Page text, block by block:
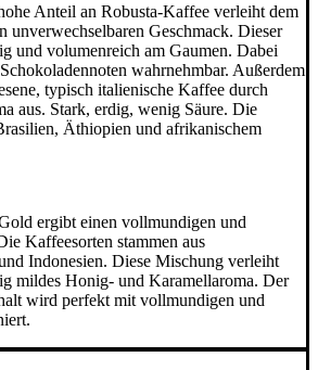
Anteil an Robusta-Kaffee verleiht dem
unverwechselbaren Geschmack. Dieser
und volumenreich am Gaumen. Dabei
wahrnehmbar. Außerdem
typisch italienische Kaffee durch
aus. Stark, erdig, wenig Säure. Die
Äthiopien und afrikanischem
ergibt einen vollmundigen und
Kaffeesorten stammen aus
Indonesien. Diese Mischung verleiht
mildes Honig- und Karamellaroma. Der
wird perfekt mit vollmundigen und